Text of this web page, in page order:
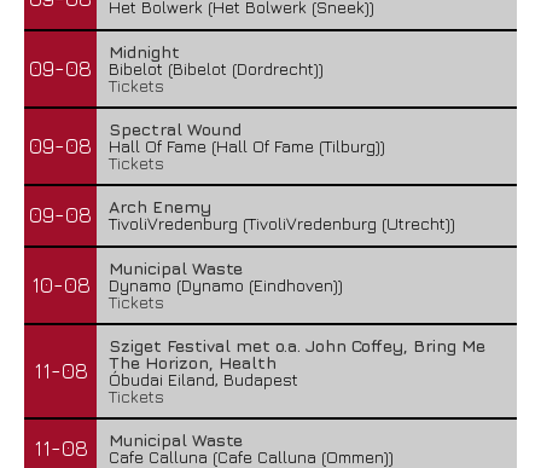
Het Bolwerk (Het Bolwerk (Sneek))
09-08
Midnight
Bibelot (Bibelot (Dordrecht))
Tickets
09-08
Spectral Wound
Hall Of Fame (Hall Of Fame (Tilburg))
Tickets
09-08
Arch Enemy
TivoliVredenburg (TivoliVredenburg (Utrecht))
10-08
Municipal Waste
Dynamo (Dynamo (Eindhoven))
Tickets
11-08
Sziget Festival met o.a. John Coffey, Bring Me
The Horizon, Health
Óbudai Eiland, Budapest
Tickets
11-08
Municipal Waste
Cafe Calluna (Cafe Calluna (Ommen))